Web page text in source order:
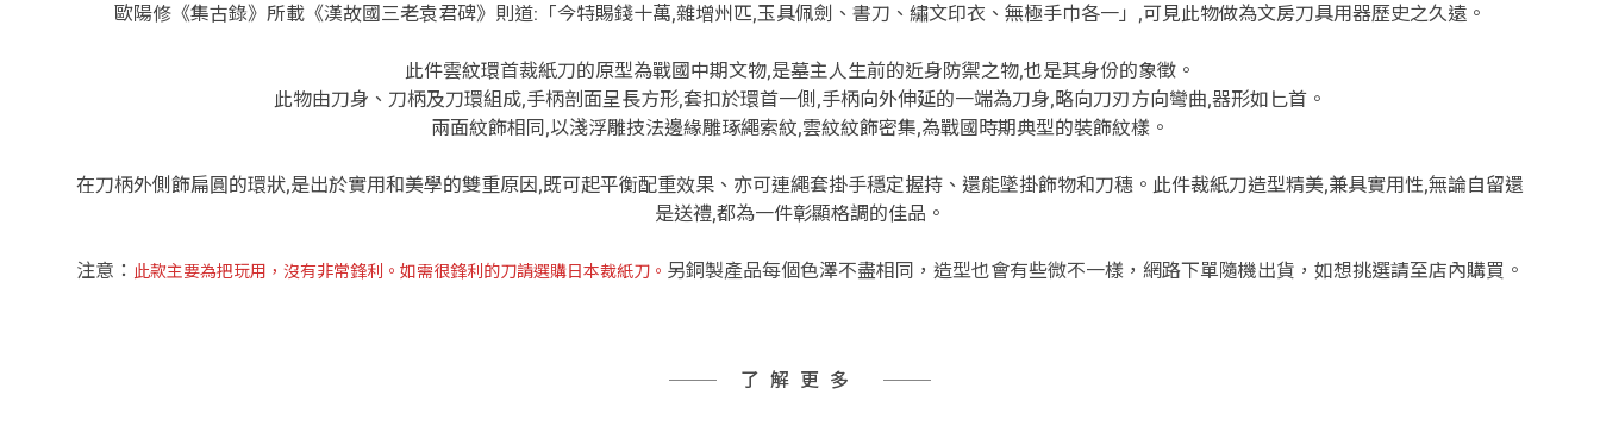
歐陽修《集古錄》 所載《漢故國三老袁君碑》則道: 「今特賜錢十萬,雜增州匹,玉具佩劍、書刀、繡文印衣、無極手巾各一」,可見此物做為文房刀具用器歷史之久遠。
此件雲紋環首裁紙刀的原型為戰國中期文物,是墓主人 生前的近身防禦之物,也是其身份的象徵。
此物由刀身、刀柄及刀環組成,手柄剖面呈長方形,套扣於環首一側,手柄向外伸延的一端為刀身,略向刀刃方向彎曲,器形如匕首。
兩面紋飾相同,以淺浮雕技法邊緣雕琢繩索紋,雲紋紋飾密集,為戰國時期典型的裝飾紋樣。
在刀柄外側飾扁圓的環狀,是出於實用和美學的雙重原因,既可起平衡配重效果、亦可連繩套掛手穩定握持、還能墜掛飾物和刀穗。 此件裁紙刀造型精美,兼具實用性,無論自留還
是送禮,都為一件彰顯格調的佳品。
注意： 此款主要為把玩用，沒有非常鋒利。如需很鋒利的刀請選購日本裁紙刀。 另銅製產品每個色澤不盡相同，造型也會有些微不一樣，網路下單隨機出貨，如想挑選請至店內購買。
了解更多